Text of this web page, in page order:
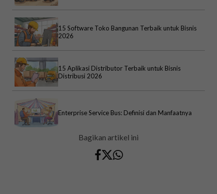
15 Software Toko Bangunan Terbaik untuk Bisnis
2026
15 Aplikasi Distributor Terbaik untuk Bisnis
Distribusi 2026
Enterprise Service Bus: Definisi dan Manfaatnya
Bagikan artikel ini